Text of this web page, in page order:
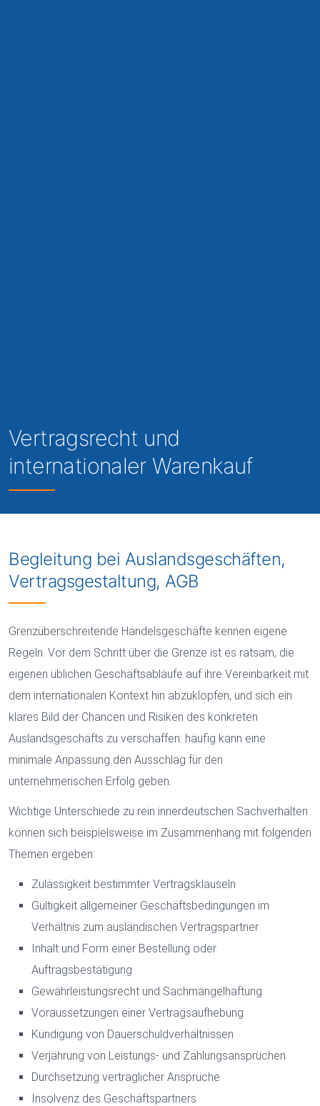
Vertragsrecht und
internationaler Warenkauf
Begleitung bei Auslandsgeschäften,
Vertragsgestaltung, AGB
Grenzüberschreitende Handelsgeschäfte kennen eigene
Regeln. Vor dem Schritt über die Grenze ist es ratsam, die
eigenen üblichen Geschäftsabläufe auf ihre Vereinbarkeit mit
dem internationalen Kontext hin abzuklopfen, und sich ein
klares Bild der Chancen und Risiken des konkreten
Auslandsgeschäfts zu verschaffen: häufig kann eine
minimale Anpassung den Ausschlag für den
unternehmerischen Erfolg geben.
Wichtige Unterschiede zu rein innerdeutschen Sachverhalten
können sich beispielsweise im Zusammenhang mit folgenden
Themen ergeben:
Zulässigkeit bestimmter Vertragsklauseln
Gültigkeit allgemeiner Geschäftsbedingungen im
Verhältnis zum ausländischen Vertragspartner
Inhalt und Form einer Bestellung oder
Auftragsbestätigung
Gewährleistungsrecht und Sachmängelhaftung
Voraussetzungen einer Vertragsaufhebung
Kündigung von Dauerschuldverhältnissen
Verjährung von Leistungs- und Zahlungsansprüchen
Durchsetzung vertraglicher Ansprüche
Insolvenz des Geschäftspartners